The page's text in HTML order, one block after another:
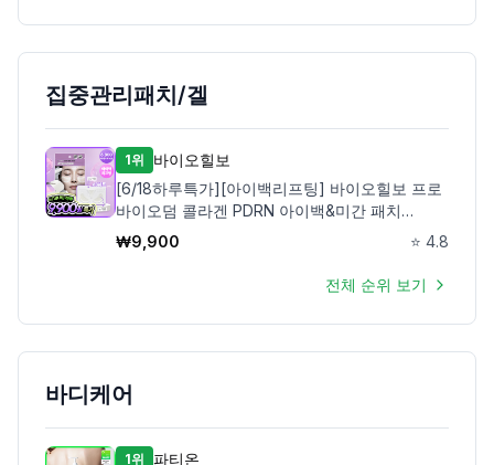
집중관리패치/겔
1위
바이오힐보
[6/18하루특가][아이백리프팅] 바이오힐보 프로
바이오덤 콜라겐 PDRN 아이백&미간 패치
6,800샷
₩9,900 ⭐ 4.8
전체 순위 보기
바디케어
1위 파티온